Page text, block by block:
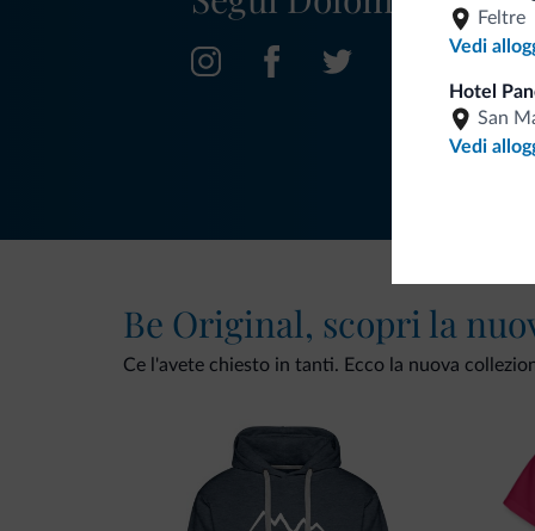
Feltre
Vedi
Hotel
San
Vedi
Be Original, scopri la
Ce l'avete chiesto in tanti. Ecco la nuova